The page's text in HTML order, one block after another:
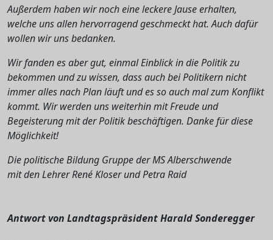
Außerdem haben wir noch eine leckere Jause erhalten,
welche uns allen hervorragend geschmeckt hat. Auch dafür
wollen wir uns bedanken.
Wir fanden es aber gut, einmal Einblick in die Politik zu
bekommen und zu wissen, dass auch bei Politikern nicht
immer alles nach Plan läuft und es so auch mal zum Konflikt
kommt. Wir werden uns weiterhin mit Freude und
Begeisterung mit der Politik beschäftigen. Danke für diese
Möglichkeit!
Die politische Bildung Gruppe der MS Alberschwende
mit den Lehrer René Kloser und Petra Raid
Antwort von Landtagspräsident Harald Sonderegger